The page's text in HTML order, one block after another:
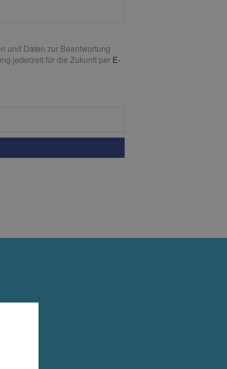
und Daten zur Beantwortung
jederzeit für die Zukunft per E-